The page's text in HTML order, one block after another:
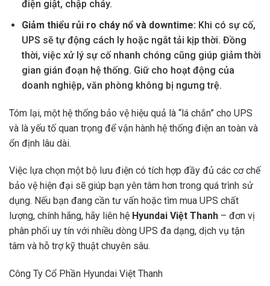
điện giật, chập cháy.
Giảm thiểu rủi ro cháy nổ và downtime: Khi có sự cố,
UPS sẽ tự động cách ly hoặc ngắt tải kịp thời. Đồng
thời, việc xử lý sự cố nhanh chóng cũng giúp giảm thời
gian gián đoạn hệ thống. Giữ cho hoạt động của
doanh nghiệp, văn phòng không bị ngưng trệ.
Tóm lại, một hệ thống bảo vệ hiệu quả là “lá chắn” cho UPS
và là yếu tố quan trọng để vận hành hệ thống điện an toàn và
ổn định lâu dài.
Việc lựa chọn một bộ lưu điện có tích hợp đầy đủ các cơ chế
bảo vệ hiện đại sẽ giúp bạn yên tâm hơn trong quá trình sử
dụng. Nếu bạn đang cần tư vấn hoặc tìm mua UPS chất
lượng, chính hãng, hãy liên hệ Hyundai Việt Thanh – đơn vị
phân phối uy tín với nhiều dòng UPS đa dạng, dịch vụ tận
tâm và hỗ trợ kỹ thuật chuyên sâu.
Công Ty Cổ Phần Hyundai Việt Thanh